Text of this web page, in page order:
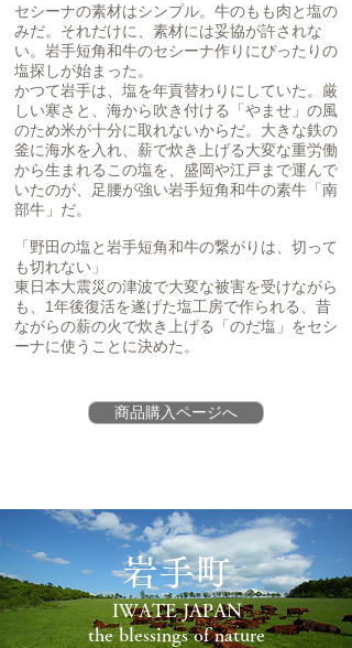
セシーナの素材はシンプル。牛のもも肉と塩の
みだ。それだけに、素材には妥協が許されな
い。岩手短角和牛のセシーナ作りにぴったりの
塩探しが始まった。
かつて岩手は、塩を年貢替わりにしていた。厳
しい寒さと、海から吹き付ける「やませ」の風
のため米が十分に取れないからだ。大きな鉄の
釜に海水を入れ、薪で炊き上げる大変な重労働
から生まれるこの塩を、盛岡や江戸まで運んで
いたのが、足腰が強い岩手短角和牛の素牛「南
部牛」だ。
「野田の塩と岩手短角和牛の繋がりは、切って
も切れない」
東日本大震災の津波で大変な被害を受けながら
も、1年後復活を遂げた塩工房で作られる、昔
ながらの薪の火で炊き上げる「のだ塩」をセシ
ーナに使うことに決めた。
商品購入ページへ
岩手町
IWATE JAPAN
the blessings of nature